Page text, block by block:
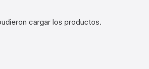
cargar los productos.